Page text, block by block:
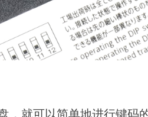
，就可以简单地进行键码